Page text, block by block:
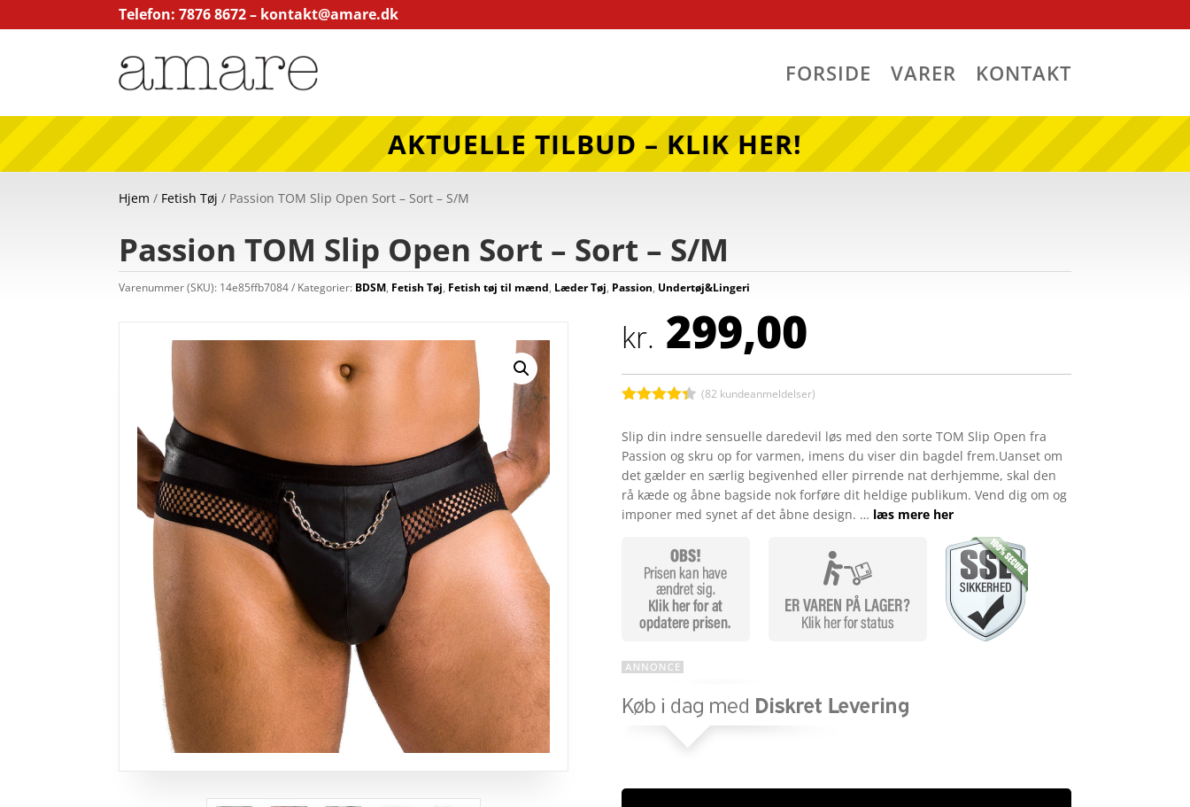
Telefon: 7876 8672 – kontakt@amare.dk
FORSIDE VARER KONTAKT
AKTUELLE TILBUD – KLIK HER!
Hjem / Fetish Tøj / Passion TOM Slip Open Sort – Sort – S/M
Passion TOM Slip Open Sort – Sort – S/M
Varenummer (SKU): 14e85ffb7084 Kategorier: BDSM, Fetish Tøj, Fetish tøj til mænd, Læder Tøj, Passion, Undertøj&Lingeri
kr. 299,00
ud af 5
baseret
på
kundebedø
mmelser
(82 kundeanmeldelser)
Slip din indre sensuelle daredevil løs med den sorte TOM Slip Open fra
Passion og skru op for varmen, imens du viser din bagdel frem.Uanset om
det gælder en særlig begivenhed eller pirrende nat derhjemme, skal den
rå kæde og åbne bagside nok forføre dit heldige publikum. Vend dig om og
imponer med synet af det åbne design. … læs mere her